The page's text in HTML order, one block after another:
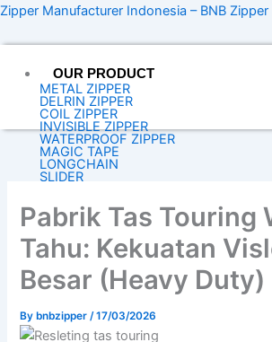
content
Skip
Zipper Manufacturer Indonesia – BNB Zipper
OUR PRODUCT
METAL ZIPPER
DELRIN ZIPPER
COIL ZIPPER
INVISIBLE ZIPPER
WATERPROOF ZIPPER
MAGIC TAPE
LONGCHAIN
SLIDER
ELASTIK
EYELET
ACCESSORIES
ABOUT US
ARTICLES
CONTACT US
CATALOG
Pabrik Tas Touring
Tahu: Kekuatan
Besar (Heavy Duty)
Bybnbzipper /17/03/2026